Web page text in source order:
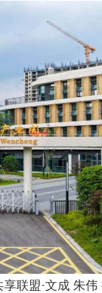
享联盟·文成 朱伟